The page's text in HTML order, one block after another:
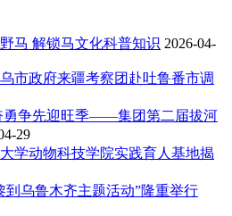
马 解锁马文化科普知识 2026-04-
市政府来疆考察团赴吐鲁番市调
勇争先迎旺季——集团第二届拔河
29
学动物科技学院实践育人基地揭
乌鲁木齐主题活动”隆重举行